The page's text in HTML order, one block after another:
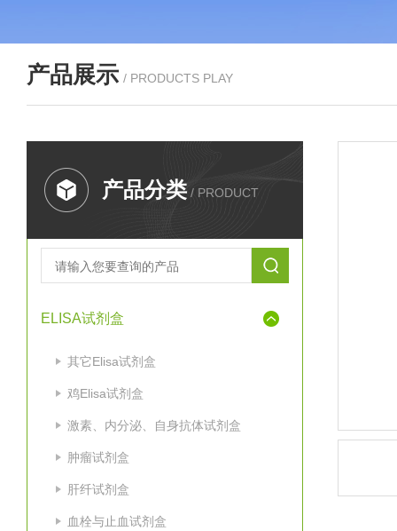
产品展示 / PRODUCTS PLAY
产品分类 / PRODUCT
ELISA试剂盒
其它Elisa试剂盒
鸡Elisa试剂盒
激素、内分泌、自身抗体试剂盒
肿瘤试剂盒
肝纤试剂盒
血栓与止血试剂盒